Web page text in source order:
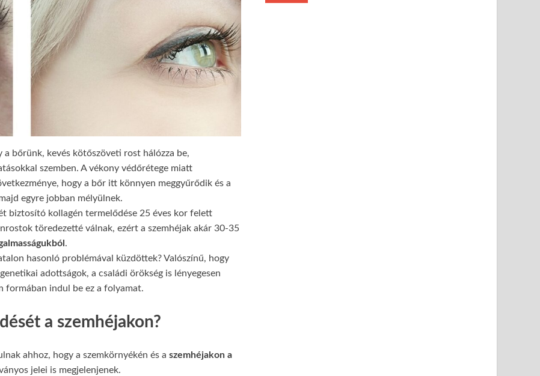
bőrünk, kevés kötőszöveti rost hálózza be,
szemben. A vékony védőrétege miatt
hogy a bőr itt könnyen meggyűrődik és a
egyre jobban mélyülnek.
biztosító kollagén termelődése 25 éves kor felett
töredezetté válnak, ezért a szemhéjak akár 30-35
.
hasonló problémával küzdöttek? Valószínű, hogy
adottságok, a családi örökség is lényegesen
formában indul be ez a folyamat.
a szemhéjakon?
ahhoz, hogy a szemkörnyékén és a szemhéjakon a
jelei is megjelenjenek.